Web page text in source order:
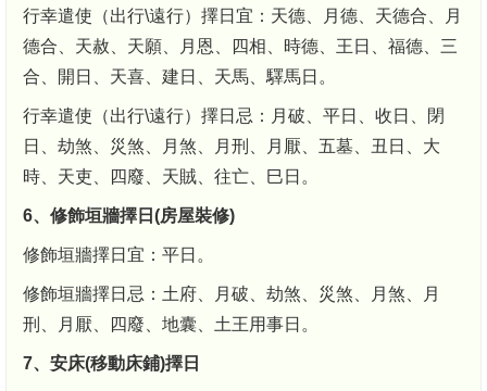
行幸遣使（出行\遠行）擇日宜：天德、月德、天德合、月
德合、天赦、天願、月恩、四相、時德、王日、福德、三
合、開日、天喜、建日、天馬、驛馬日。
行幸遣使（出行\遠行）擇日忌：月破、平日、收日、閉
日、劫煞、災煞、月煞、月刑、月厭、五墓、丑日、大
時、天吏、四廢、天賊、往亡、巳日。
6、修飾垣牆擇日(房屋裝修)
修飾垣牆擇日宜：平日。
修飾垣牆擇日忌：土府、月破、劫煞、災煞、月煞、月
刑、月厭、四廢、地囊、土王用事日。
7、安床(移動床鋪)擇日